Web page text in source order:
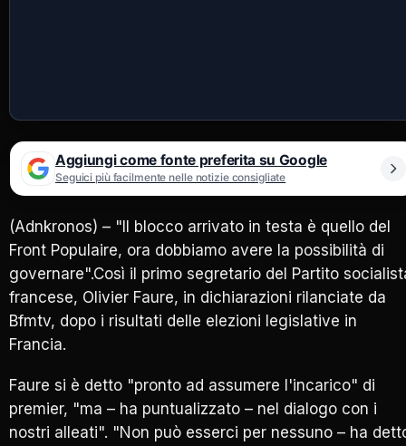
Aggiungi come fonte preferita su Google
Seguici più facilmente nelle notizie consigliate
(Adnkronos) – "Il blocco arrivato in testa è quello del
Front Populaire, ora dobbiamo avere la possibilità di
governare".Così il primo segretario del Partito
francese, Olivier Faure, in dichiarazioni rilanciate da
Bfmtv, dopo i risultati delle elezioni legislative in
Francia.
Faure si è detto "pronto ad assumere l'incarico" di
premier, "ma – ha puntualizzato – nel dialogo con i
nostri alleati". "Non può esserci per nessuno – ha